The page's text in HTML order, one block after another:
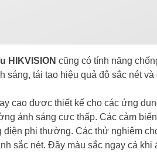
HIKVISION cũng có tính năng
sáng, tái tạo hiệu quả độ sắc nét
cao được thiết kế cho các ứng
ánh sáng cực thấp. Các cảm
điện phi thường. Các thử nghiệm
sắc nét. Đầy màu sắc ngay cả